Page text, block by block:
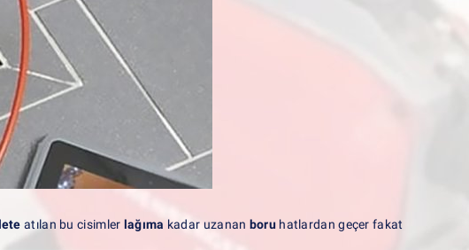
atılan bu cisimler lağıma kadar uzanan boruhatlardan geçer fakat